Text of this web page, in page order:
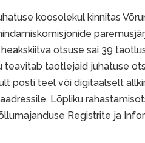
koosolekul kinnitas
otsuse sai 39
teavitab taotlejaid juhatuse
posti teel või digitaalselt
Lõpliku
Registrite ja